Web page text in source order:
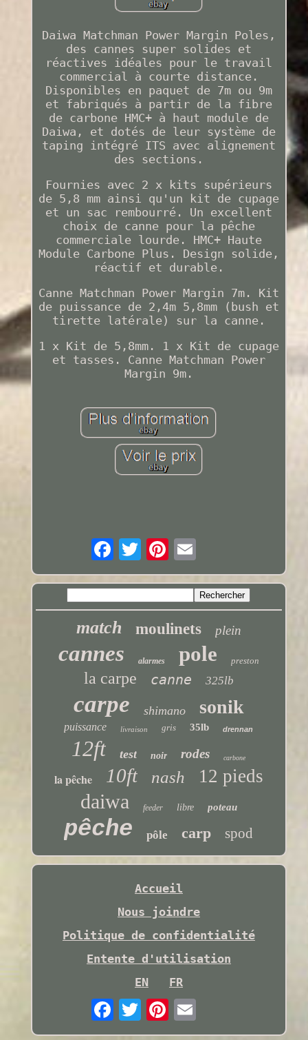
Daiwa Matchman Power Margin Poles,
des cannes super solides et
réactives idéales pour le travail
commercial à courte distance.
Disponibles en paquet de 7m ou 9m
et fabriqués à partir de la fibre
de carbone HMC+ à haut module de
Daiwa, et dotés de leur système de
taping intégré ITS avec alignement
des sections.
Fournies avec 2 x kits supérieurs
de 5,8 mm ainsi qu'un kit de cupage
et un sac rembourré. Un excellent
choix de canne pour la pêche
commerciale lourde. HMC+ Haute
Module Carbone Plus. Design solide,
réactif et durable.
Canne Matchman Power Margin 7m. Kit
de puissance de 2,4m 5,8mm (bush et
tirette latérale) sur la canne.
1 x Kit de 5,8mm. 1 x Kit de cupage
et tasses. Canne Matchman Power
Margin 9m.
match moulinets plein
cannes alarmes pole preston
la carpe canne 325lb
carpe shimano sonik
puissance livraison gris 35lb drennan
12ft test noir rodes carbone
la pêche 10ft nash 12 pieds
daiwa feeder libre poteau
pêche pôle carp spod
Accueil
Nous joindre
Politique de confidentialité
Entente d'utilisation
EN
FR